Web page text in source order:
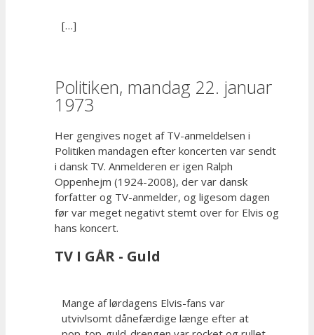
[…]
Politiken, mandag 22. januar
1973
Her gengives noget af TV-anmeldelsen i
Politiken mandagen efter koncerten var sendt
i dansk TV. Anmelderen er igen Ralph
Oppenhejm (1924-2008), der var dansk
forfatter og TV-anmelder, og ligesom dagen
før var meget negativt stemt over for Elvis og
hans koncert.
TV I GÅR - Guld
Mange af lørdagens Elvis-fans var
utvivlsomt dånefærdige længe efter at